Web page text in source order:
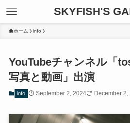
SKYFISH'S
ホーム info
YouTubeチャンネル「
写真と動画」出演
info September 2, 2024 December 2,